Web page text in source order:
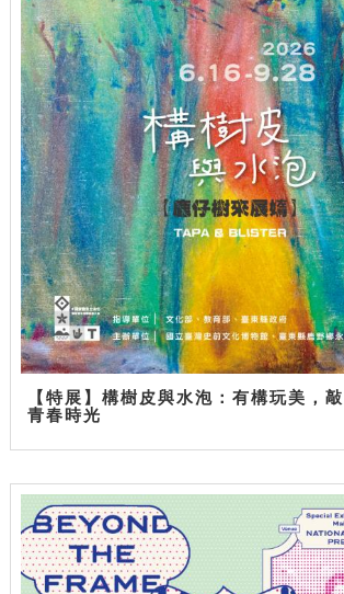
【特展】構樹皮與水泡：有構玩美，
青春時光